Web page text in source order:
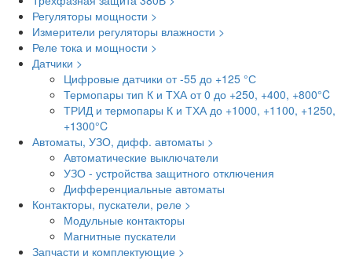
Регуляторы мощности >
Измерители регуляторы влажности >
Реле тока и мощности >
Датчики >
Цифровые датчики от -55 до +125 °С
Термопары тип К и ТХА от 0 до +250, +400, +800°C
ТРИД и термопары К и ТХА до +1000, +1100, +1250,
+1300°C
Автоматы, УЗО, дифф. автоматы >
Автоматические выключатели
УЗО - устройства защитного отключения
Дифференциальные автоматы
Контакторы, пускатели, реле >
Модульные контакторы
Магнитные пускатели
Запчасти и комплектующие >